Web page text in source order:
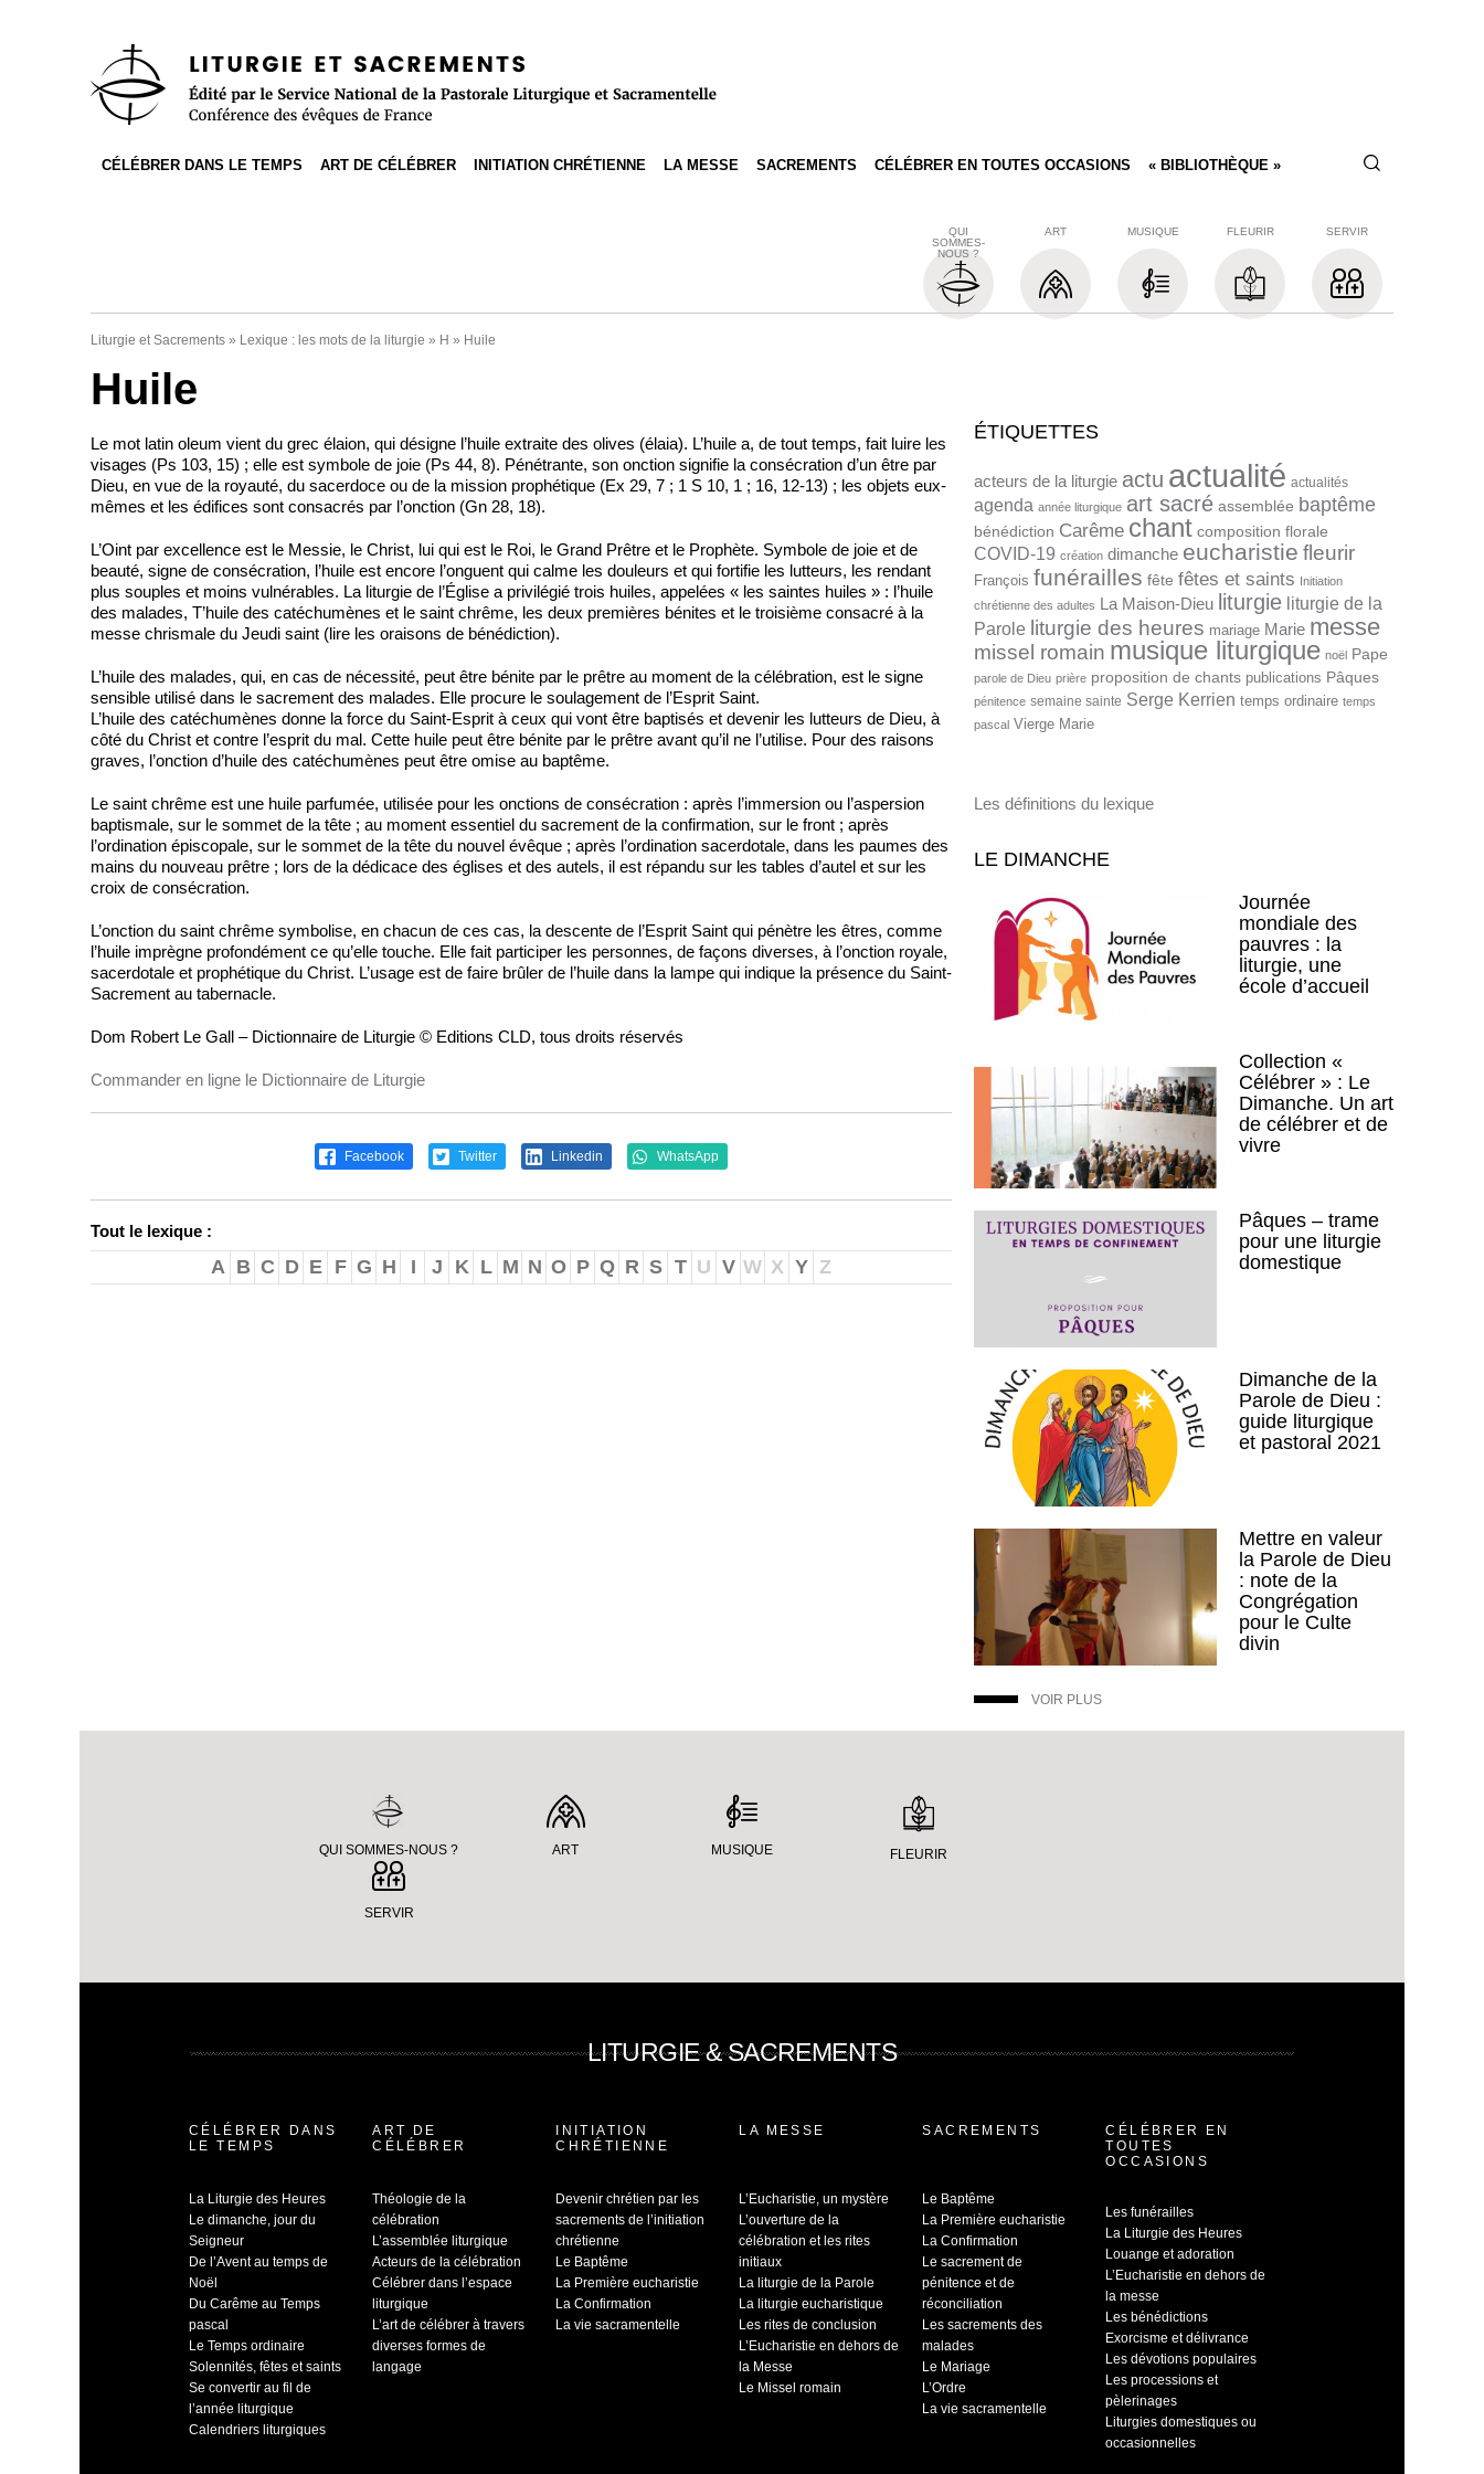
Accès direct à la recherche
CÉLÉBRER DANS LE TEMPS ART DE CÉLÉBRER INITIATION CHRÉTIENNE LA MESSE SACREMENTS CÉLÉBRER EN TOUTES OCCASIONS « BIBLIOTHÈQUE »
QUI
SOMMES-
NOUS ?
ART MUSIQUE FLEURIR SERVIR
Liturgie et Sacrements » Lexique : les mots de la liturgie » H » Huile
Huile
Le mot latin oleum vient du grec élaion, qui désigne l’huile extraite des olives (élaia). L’huile a, de tout temps, fait luire les
visages (Ps 103, 15) ; elle est symbole de joie (Ps 44, 8). Pénétrante, son onction signifie la consécration d’un être par
Dieu, en vue de la royauté, du sacerdoce ou de la mission prophétique (Ex 29, 7 ; 1 S 10, 1 ; 16, 12-13) ; les objets eux-
mêmes et les édifices sont consacrés par l’onction (Gn 28, 18).
L’Oint par excellence est le Messie, le Christ, lui qui est le Roi, le Grand Prêtre et le Prophète. Symbole de joie et de
beauté, signe de consécration, l’huile est encore l’onguent qui calme les douleurs et qui fortifie les lutteurs, les rendant
plus souples et moins vulnérables. La liturgie de l’Église a privilégié trois huiles, appelées « les saintes huiles » : l’huile
des malades, T’huile des catéchumènes et le saint chrême, les deux premières bénites et le troisième consacré à la
messe chrismale du Jeudi saint (lire les oraisons de bénédic­tion).
L’huile des malades, qui, en cas de nécessité, peut être bénite par le prêtre au moment de la célébration, est le signe
sensible utilisé dans le sacrement des malades. Elle procure le soulagement de l’Esprit Saint.
L’huile des catéchumènes donne la force du Saint-Esprit à ceux qui vont être baptisés et devenir les lutteurs de Dieu, à
côté du Christ et contre l’esprit du mal. Cette huile peut être bénite par le prêtre avant qu’il ne l’utilise. Pour des raisons
graves, l’onction d’huile des catéchumènes peut être omise au baptême.
Le saint chrême est une huile parfumée, utilisée pour les onctions de consécration : après l’immersion ou l’aspersion
baptismale, sur le sommet de la tête ; au moment essentiel du sacrement de la confirmation, sur le front ; après
l’ordination épiscopale, sur le sommet de la tête du nouvel évêque ; après l’ordination sacer­dotale, dans les paumes des
mains du nouveau prêtre ; lors de la dédicace des églises et des autels, il est répandu sur les tables d’autel et sur les
croix de consécration.
L’onction du saint chrême symbolise, en chacun de ces cas, la descente de l’Esprit Saint qui pénètre les êtres, comme
l’huile imprègne profondément ce qu’elle touche. Elle fait participer les personnes, de façons diverses, à l’onction royale,
sacerdotale et prophétique du Christ. L’usage est de faire brûler de l’huile dans la lampe qui indique la présence du Saint-
Sacrement au tabernacle.
Dom Robert Le Gall – Dictionnaire de Liturgie © Editions CLD, tous droits réservés
Commander en ligne le Dictionnaire de Liturgie
Facebook Twitter Linkedin WhatsApp
Tout le lexique :
A B C D E F G H I J K L M N O P Q R S T U V W X Y Z
ÉTIQUETTES
acteurs de la liturgie actu actualité actualités
agenda année liturgique art sacré assemblée baptême
bénédiction Carême chant composition florale
COVID-19 création dimanche eucharistie fleurir
François funérailles fête fêtes et saints Initiation
chrétienne des adultes La Maison-Dieu liturgie liturgie de la
Parole liturgie des heures mariage Marie messe
missel romain musique liturgique noël Pape
parole de Dieu prière proposition de chants publications Pâques
pénitence semaine sainte Serge Kerrien temps ordinaire temps
pascal Vierge Marie
Les définitions du lexique
LE DIMANCHE
Journée
mondiale des
pauvres : la
liturgie, une
école d’accueil
Collection «
Célébrer » : Le
Dimanche. Un art
de célébrer et de
vivre
Pâques – trame
pour une liturgie
domestique
Dimanche de la
Parole de Dieu :
guide liturgique
et pastoral 2021
Mettre en valeur
la Parole de Dieu
: note de la
Congrégation
pour le Culte
divin
VOIR PLUS
QUI SOMMES-NOUS ? ART MUSIQUE FLEURIR
SERVIR
LITURGIE & SACREMENTS
CÉLÉBRER DANS
LE TEMPS
La Liturgie des Heures
Le dimanche, jour du
Seigneur
De l’Avent au temps de
Noël
Du Carême au Temps
pascal
Le Temps ordinaire
Solennités, fêtes et saints
Se convertir au fil de
l’année liturgique
Calendriers liturgiques
ART DE
CÉLÉBRER
Théologie de la
célébration
L’assemblée liturgique
Acteurs de la célébration
Célébrer dans l’espace
liturgique
L’art de célébrer à travers
diverses formes de
langage
INITIATION
CHRÉTIENNE
Devenir chrétien par les
sacrements de l’initiation
chrétienne
Le Baptême
La Première eucharistie
La Confirmation
La vie sacramentelle
LA MESSE
L’Eucharistie, un mystère
L’ouverture de la
célébration et les rites
initiaux
La liturgie de la Parole
La liturgie eucharistique
Les rites de conclusion
L’Eucharistie en dehors de
la Messe
Le Missel romain
SACREMENTS
Le Baptême
La Première eucharistie
La Confirmation
Le sacrement de
pénitence et de
réconciliation
Les sacrements des
malades
Le Mariage
L’Ordre
La vie sacramentelle
CÉLÉBRER EN
TOUTES
OCCASIONS
Les funérailles
La Liturgie des Heures
Louange et adoration
L’Eucharistie en dehors de
la messe
Les bénédictions
Exorcisme et délivrance
Les dévotions populaires
Les processions et
pèlerinages
Liturgies domestiques ou
occasionnelles